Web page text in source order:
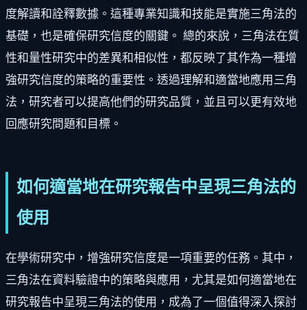
度解讀和詮釋數據。這種專業知識和技能是實施三角法的
基礎，也是確保研究信度的關鍵。 總的來說，三角法在質
性和量性研究中的差異和相似性，都反映了其作為一種增
強研究信度的策略的重要性。透過理解和適當地應用三角
法，研究者可以提高他們的研究品質，並且可以更有效地
回應研究問題和目標。
如何適當地在研究報告中呈現三角法的
使用
在學術研究中，增強研究信度是一項重要的任務。其中，
三角法在資料驗證中的策略與應用，尤其是如何適當地在
研究報告中呈現三角法的使用，成為了一個值得深入探討